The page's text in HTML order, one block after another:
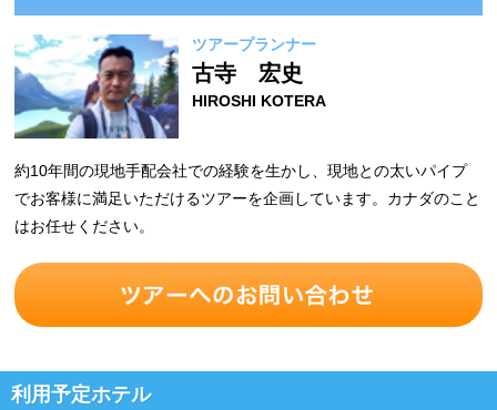
ツアープランナー
古寺 宏史
HIROSHI KOTERA
約10年間の現地手配会社での経験を生かし、現地との太いパイプ
でお客様に満足いただけるツアーを企画しています。カナダのこと
はお任せください。
利用予定ホテル